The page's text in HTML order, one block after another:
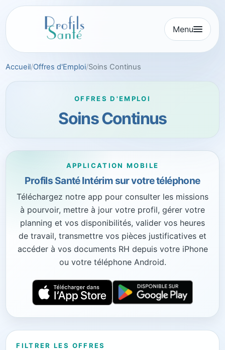
Aller
au
Menu
Accueil Offres d'Emploi Soins Continus
OFFRES D'EMPLOI
Soins Continus
APPLICATION MOBILE
Profils Santé Intérim sur votre téléphone
Téléchargez notre app pour consulter les missions
à pourvoir, mettre à jour votre profil, gérer votre
planning et vos disponibilités, valider vos heures
de travail, transmettre vos pièces justificatives et
accéder à vos documents RH depuis votre iPhone
ou votre téléphone Android.
FILTRER LES OFFRES